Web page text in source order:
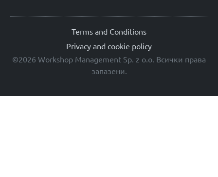
Terms and Conditions
Privacy and cookie policy
©2026 Workshop Management Sp. z o.o. Всички права
запазени.